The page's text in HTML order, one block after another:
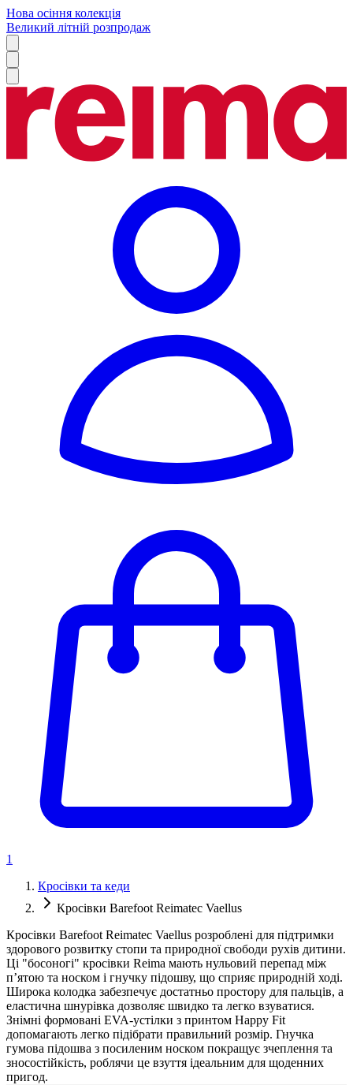
Нова осіння колекція
Великий літній розпродаж
1
Кросівки та кеди
Кросівки Barefoot Reimatec Vaellus
Кросівки Barefoot Reimatec Vaellus розроблені для підтримки
здорового розвитку стопи та природної свободи рухів дитини.
Ці "босоногі" кросівки Reima мають нульовий перепад між
п’ятою та носком і гнучку підошву, що сприяє природній ході.
Широка колодка забезпечує достатньо простору для пальців, а
еластична шнурівка дозволяє швидко та легко взуватися.
Знімні формовані EVA-устілки з принтом Happy Fit
допомагають легко підібрати правильний розмір. Гнучка
гумова підошва з посиленим носком покращує зчеплення та
зносостійкість, роблячи це взуття ідеальним для щоденних
пригод.